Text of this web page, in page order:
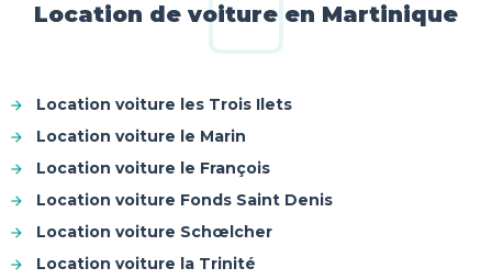
Location de voiture en Martinique
Location voiture les Trois Ilets
Location voiture le Marin
Location voiture le François
Location voiture Fonds Saint Denis
Location voiture Schœlcher
Location voiture la Trinité